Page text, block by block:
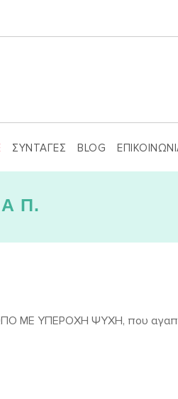
ΣΥΝΤΑΓΕΣ BLOG
Π.
ΜΕ ΥΠΕΡΟΧΗ ΨΥΧΗ, που